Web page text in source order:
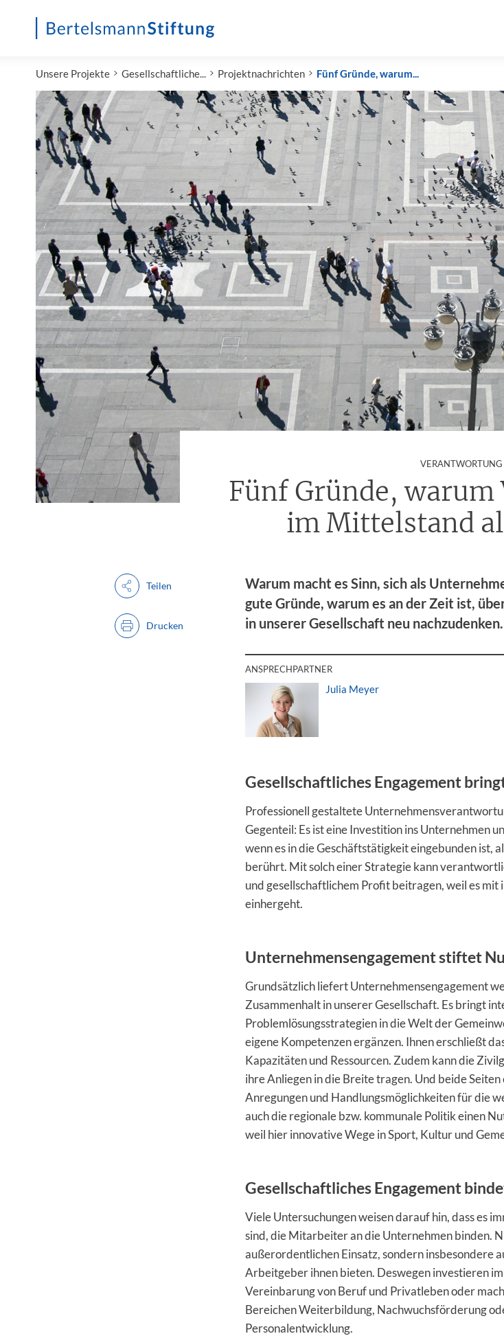
Unsere Projekte Gesellschaftliche... Projektnachrichten Fünf Gründe, warum...
VERANTWORTUNG
Fünf Gründe,
im Mittelstand
Warum macht es Sinn, sich als
gute Gründe, warum es an der Zeit ist,
in unserer Gesellschaft neu nachzudenken.
Teilen
Drucken
ANSPRECHPARTNER
Julia Meyer
Gesellschaftliches Engagement
Professionell gestaltete
Gegenteil: Es ist eine Investition ins Unternehmen
wenn es in die Geschäftstätigkeit eingebunden ist,
berührt. Mit solch einer Strategie kann
und gesellschaftlichem Profit beitragen, weil es
einhergeht.
Unternehmensengagement stiftet
Grundsätzlich liefert Unternehmensengagement
Zusammenhalt in unserer Gesellschaft. Es bringt
Problemlösungsstrategien in die Welt der
eigene Kompetenzen ergänzen. Ihnen erschließt
Kapazitäten und Ressourcen. Zudem kann die
ihre Anliegen in die Breite tragen. Und beide
Anregungen und Handlungsmöglichkeiten für die
auch die regionale bzw. kommunale Politik einen
weil hier innovative Wege in Sport, Kultur und
Gesellschaftliches Engagement
Viele Untersuchungen weisen darauf hin, dass es
sind, die Mitarbeiter an die Unternehmen binden.
außerordentlichen Einsatz, sondern insbesondere
Arbeitgeber ihnen bieten. Deswegen investieren
Vereinbarung von Beruf und Privatleben oder
Bereichen Weiterbildung, Nachwuchsförderung
Personalentwicklung.